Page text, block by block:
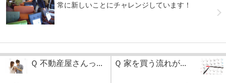
常に新しいことにチャレンジしています！
Ｑ 不動産屋さんっ... Ｑ 家を買う流れが...